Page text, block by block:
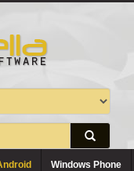
Windows Phone